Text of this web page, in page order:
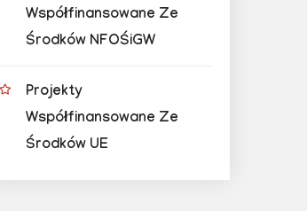
Współfinansowane Ze
Środków NFOŚiGW
Projekty
Współfinansowane Ze
Środków UE